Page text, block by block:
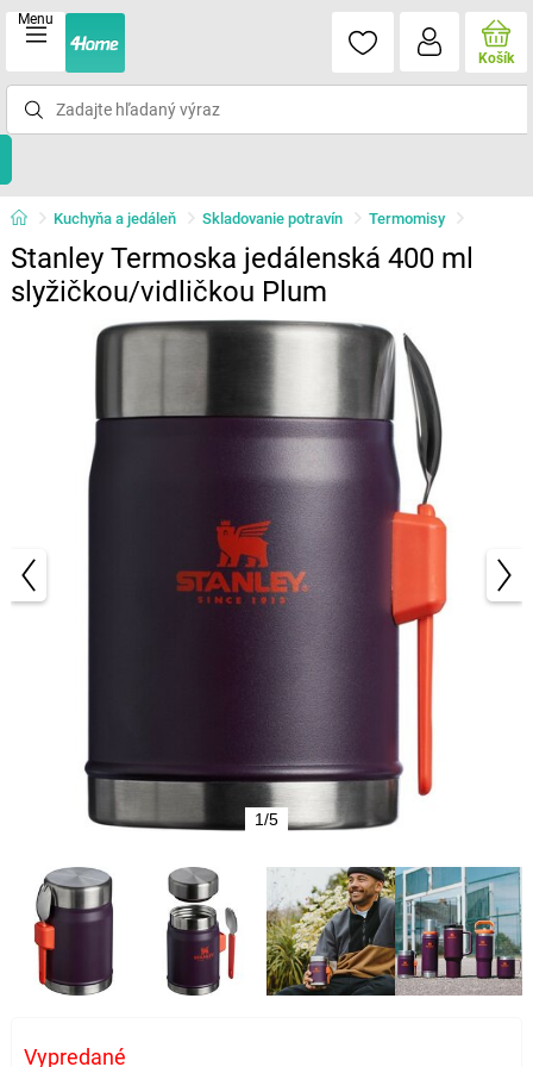
Menu
Košík
Kuchyňa a jedáleň Skladovanie potravín Termomisy
Stanley Termoska jedálenská 400 ml
slyžičkou/vidličkou Plum
1/5
Vypredané